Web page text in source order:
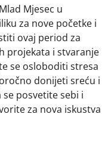
Mjesec u
za nove početke i
ovaj period za
projekata i stvaranje
se osloboditi stresa
donijeti sreću i
se posvetite sebi i
za nova iskustva